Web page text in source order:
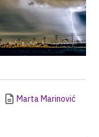
Marta Marinović